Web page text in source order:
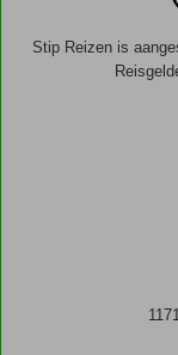
Stip Reizen is